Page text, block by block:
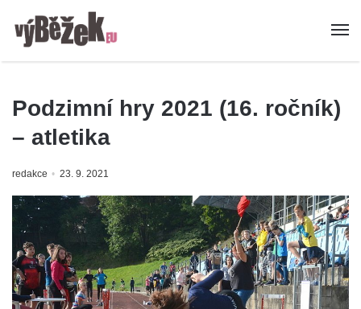
Podzimní hry 2021 (16. ročník)
– atletika
redakce 23. 9. 2021